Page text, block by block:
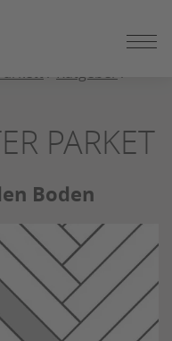
/ Ratgeber /
PARKET
Boden